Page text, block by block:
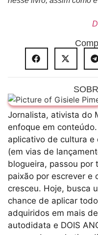
Jornalista, ativista do
enfoque em
aplicativo de cultura
(em vias de
blogueira, passou por
paixão por escrever e
cresceu. Hoje, busca
chance de aplicar
adquiridos em mais
autodidata e DOIS